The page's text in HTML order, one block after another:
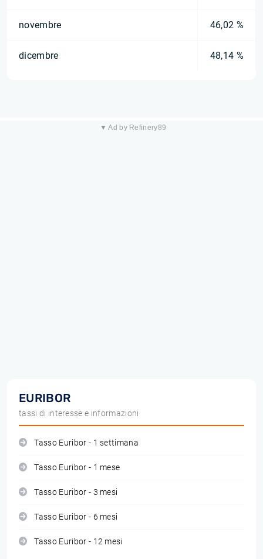
novembre 46,02 %
dicembre 48,14 %
▼ Ad by Refinery89
EURIBOR
tassi di interesse e informazioni
Tasso Euribor - 1 settimana
Tasso Euribor - 1 mese
Tasso Euribor - 3 mesi
Tasso Euribor - 6 mesi
Tasso Euribor - 12 mesi